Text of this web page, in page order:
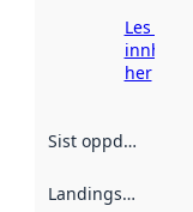
Les meir
her
Sist oppdatert
Landingsside